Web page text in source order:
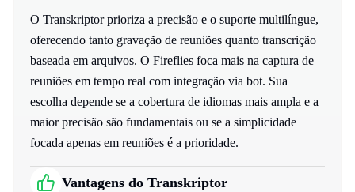
O Transkriptor prioriza a precisão e o suporte multilíngue,
oferecendo tanto gravação de reuniões quanto transcrição
baseada em arquivos. O Fireflies foca mais na captura de
reuniões em tempo real com integração via bot. Sua
escolha depende se a cobertura de idiomas mais ampla e a
maior precisão são fundamentais ou se a simplicidade
focada apenas em reuniões é a prioridade.
Vantagens do Transkriptor